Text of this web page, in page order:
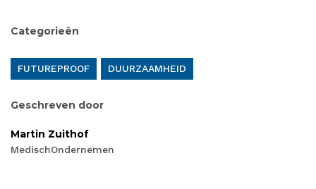
Categorieën
FUTUREPROOF DUURZAAMHEID
Geschreven door
Martin Zuithof
MedischOndernemen